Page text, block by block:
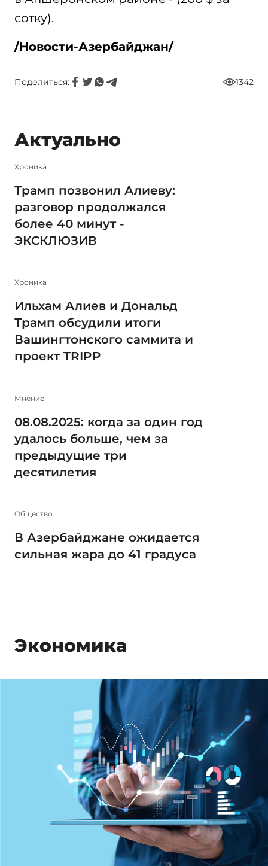
сотку).
/Новости-Азербайджан/
Поделиться: 1342
Актуально
Xроника
Трамп позвонил Алиеву:
разговор продолжался
более 40 минут -
ЭКСКЛЮЗИВ
Xроника
Ильхам Алиев и Дональд
Трамп обсудили итоги
Вашингтонского саммита и
проект TRIPP
Мнение
08.08.2025: когда за один год
удалось больше, чем за
предыдущие три
десятилетия
Общество
В Азербайджане ожидается
сильная жара до 41 градуса
Экономика